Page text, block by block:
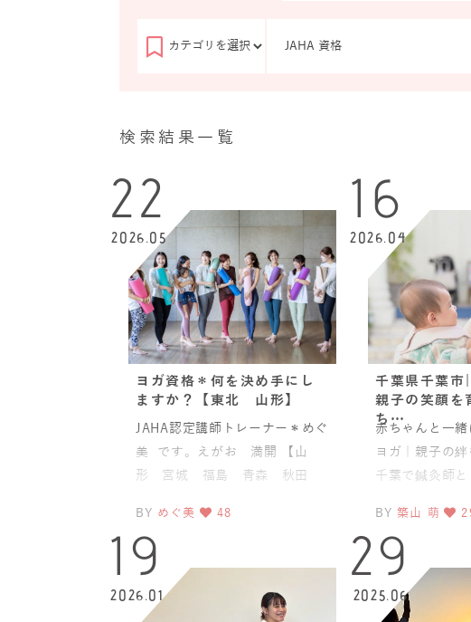
検索結果一覧
22
2026.05
ヨガ資格＊何を決め手にし
ますか？【東北 山形】
JAHA認定講師トレーナー＊めぐ
美 です。えがお 満開 【山
形 宮城 福島 青森 秋田
ガ
BY めぐ美 48
16
2026.04
千葉県千葉市
親子の笑顔を
ち…
赤ちゃんと一
ヨガ｜親子の
千葉で鍼灸師
ストラクターと
BY 築山 萌
19
2026.01
29
2025.06